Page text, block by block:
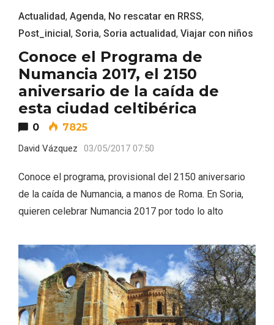
Actualidad, Agenda, No rescatar en RRSS,
Post_inicial, Soria, Soria actualidad, Viajar con niños
Conoce el Programa de
Numancia 2017, el 2150
aniversario de la caída de
esta ciudad celtibérica
0 7825
David Vázquez 03/05/2017 07:50
Conoce el programa, provisional del 2150 aniversario
de la caída de Numancia, a manos de Roma. En Soria,
quieren celebrar Numancia 2017 por todo lo alto
Conciertos gratuitos del coro Wetherby
Preparatory School en Ávila y Salamanca